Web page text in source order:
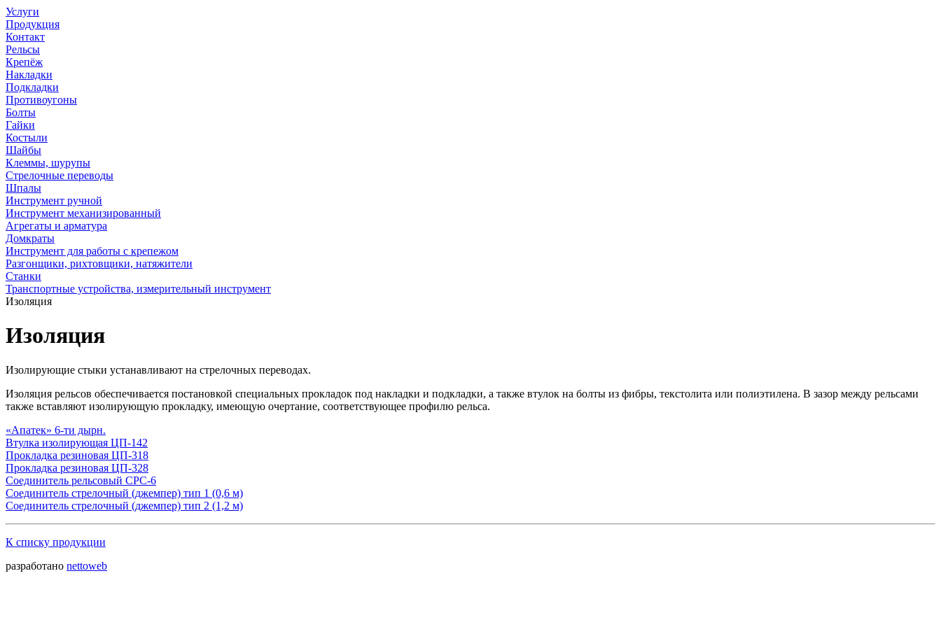
Услуги
Продукция
Контакт
Рельсы
Крепёж
Накладки
Подкладки
Противоугоны
Болты
Гайки
Костыли
Шайбы
Клеммы, шурупы
Стрелочные переводы
Шпалы
Инструмент ручной
Инструмент механизированный
Агрегаты и арматура
Домкраты
Инструмент для работы с крепежом
Разгонщики, рихтовщики, натяжители
Станки
Транспортные устройства, измерительный инструмент
Изоляция
Изоляция
Изолирующие стыки устанавливают на стрелочных переводах.
Изоляция рельсов обеспечивается постановкой специальных прокладок под накладки и подкладки, а также втулок на болты из фибры, текстолита или полиэтилена. В зазор между рельсами
также вставляют изолирующую прокладку, имеющую очертание, соответствующее профилю рельса.
«Апатек» 6-ти дырн.
Втулка изолирующая ЦП-142
Прокладка резиновая ЦП-318
Прокладка резиновая ЦП-328
Соединитель рельсовый СРС-6
Соединитель стрелочный (джемпер) тип 1 (0,6 м)
Соединитель стрелочный (джемпер) тип 2 (1,2 м)
К списку продукции
разработано nettoweb